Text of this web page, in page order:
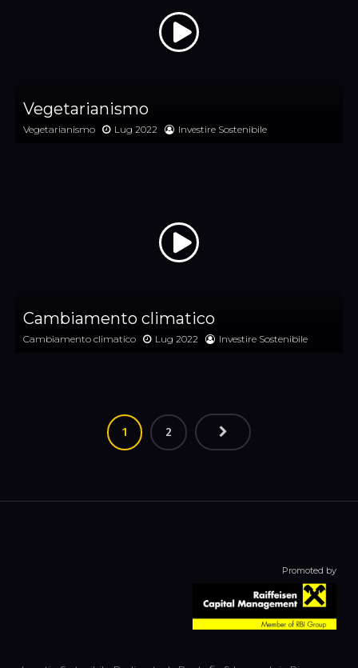
Vegetarianismo
Vegetarianismo Lug 2022 Investire Sostenibile
Cambiamento climatico
Cambiamento climatico Lug 2022 Investire Sostenibile
1 2
Promoted by